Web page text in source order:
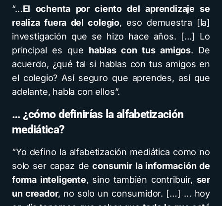
“…El ochenta por ciento del aprendizaje se
realiza fuera del colegio, eso demuestra [la]
investigación que se hizo hace años. […] Lo
principal es que hablas con tus amigos. De
acuerdo, ¿qué tal si hablas con tus amigos en
el colegio? Así seguro que aprendes, así que
adelante, habla con ellos”.
… ¿cómo definirías la alfabetización
mediática?
“Yo defino la alfabetización mediática como no
solo ser capaz deconsumir la información de
forma inteligente, sino también contribuir, ser
un creador, no solo un consumidor. […] … hoy